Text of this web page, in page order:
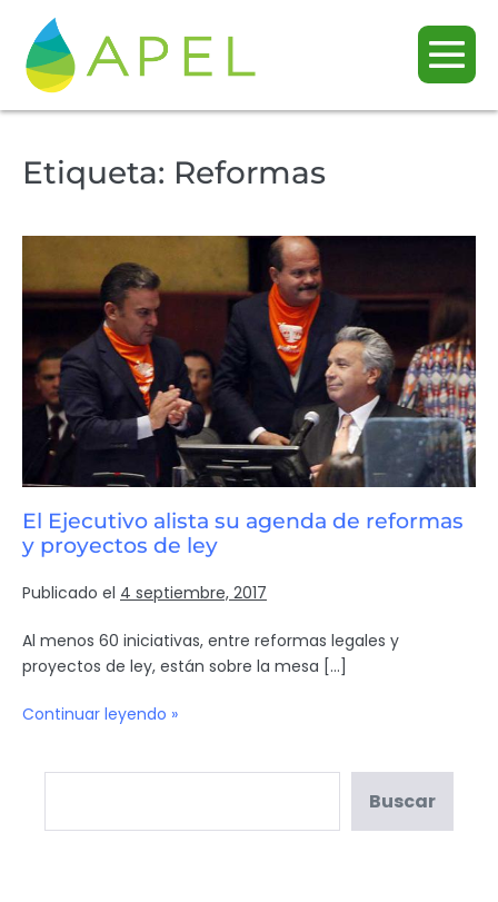
Etiqueta: Reformas
El Ejecutivo alista su agenda de reformas
y proyectos de ley
Publicado el 4 septiembre, 2017
Al menos 60 iniciativas, entre reformas legales y
proyectos de ley, están sobre la mesa […]
Continuar leyendo »
Buscar